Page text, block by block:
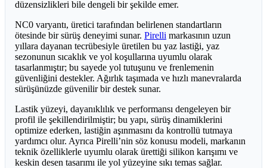
düzensizlikleri bile dengeli bir şekilde emer.
NC0 varyantı, üretici tarafından belirlenen standartların
ötesinde bir sürüş deneyimi sunar. Pirelli markasının uzun
yıllara dayanan tecrübesiyle üretilen bu yaz lastiği, yaz
sezonunun sıcaklık ve yol koşullarına uyumlu olarak
tasarlanmıştır; bu sayede yol tutuşunu ve frenlemenin
güvenliğini destekler. Ağırlık taşımada ve hızlı manevralarda
sürüşünüzde güvenilir bir destek sunar.
Lastik yüzeyi, dayanıklılık ve performansı dengeleyen bir
profil ile şekillendirilmiştir; bu yapı, sürüş dinamiklerini
optimize ederken, lastiğin aşınmasını da kontrollü tutmaya
yardımcı olur. Ayrıca Pirelli’nin söz konusu modeli, markanın
teknik özelliklerle uyumlu olarak ürettiği silikon karışımı ve
keskin desen tasarımı ile yol yüzeyine sıkı temas sağlar.